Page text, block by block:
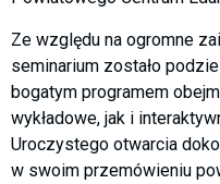
Ze względu na ogromne
seminarium zostało
bogatym programem
wykładowe, jak i
Uroczystego otwarcia
w swoim przemówieniu